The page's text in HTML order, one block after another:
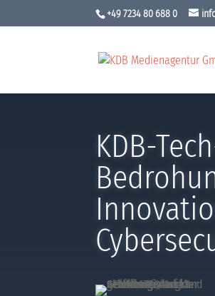
+49 7234 80 688 0
KDB-